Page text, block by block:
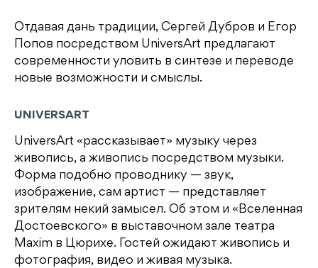
Отдавая дань традиции, Сергей Дубров и Егор
Попов посредством UniversArt предлагают
современности уловить в синтезе и переводе
новые возможности и смыслы.
UNIVERSART
UniversArt «рассказывает» музыку через
живопись, а живопись посредством музыки.
Форма подобно проводнику — звук,
изображение, сам артист — представляет
зрителям некий замысел. Об этом и «Вселенная
Достоевского» в выставочном зале театра
Maxim в Цюрихе. Гостей ожидают живопись и
фотография, видео и живая музыка.